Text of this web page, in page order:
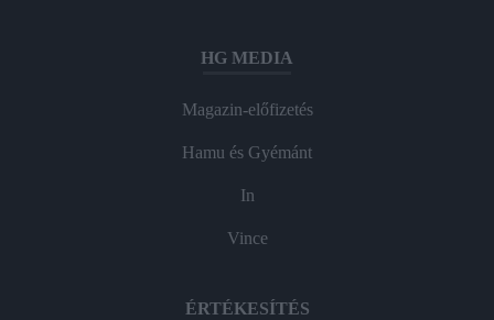
HG MEDIA
Magazin-előfizetés
Hamu és Gyémánt
In
Vince
ÉRTÉKESÍTÉS